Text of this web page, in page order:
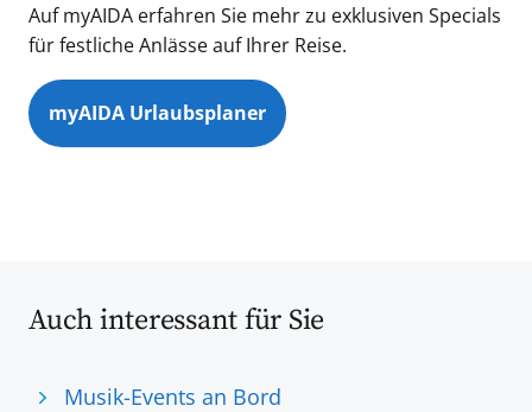
Auf myAIDA erfahren Sie mehr zu exklusiven Specials
für festliche Anlässe auf Ihrer Reise.
myAIDA Urlaubsplaner
Auch interessant für Sie
Musik-Events an Bord